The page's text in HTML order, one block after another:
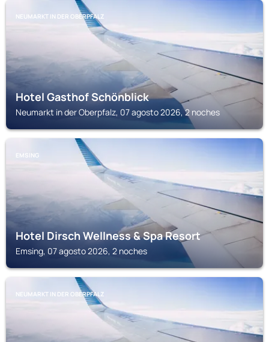
NEUMARKT IN DER OBERPFALZ
Hotel Gasthof Schönblick
Neumarkt in der Oberpfalz, 07 agosto 2026, 2 noches
EMSING
Hotel Dirsch Wellness & Spa Resort
Emsing, 07 agosto 2026, 2 noches
NEUMARKT IN DER OBERPFALZ